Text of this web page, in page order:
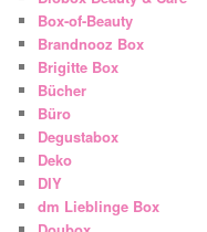
Box-of-Beauty
Brandnooz Box
Brigitte Box
Bücher
Büro
Degustabox
Deko
DIY
dm Lieblinge Box